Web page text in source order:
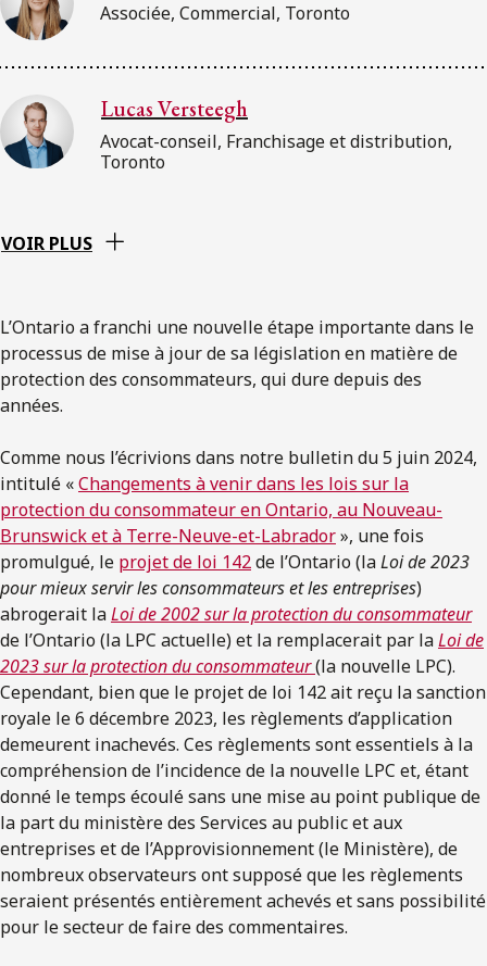
Associée, Commercial, Toronto
Lucas Versteegh
Avocat-conseil, Franchisage et distribution,
Toronto
VOIR PLUS
L’Ontario a franchi une nouvelle étape importante dans le
processus de mise à jour de sa législation en matière de
protection des consommateurs, qui dure depuis des
années.
Comme nous l’écrivions dans notre bulletin du 5 juin 2024,
intitulé «Changements à venir dans les lois sur la
protection du consommateur en Ontario, au Nouveau-
Brunswick et à Terre-Neuve-et-Labrador», une fois
promulgué, le projet de loi 142de l’Ontario (laLoi de 2023
pour mieux servir les consommateurs et les entreprises)
abrogerait laLoi de 2002 sur la protection du consommateur
de l’Ontario (la LPC actuelle) et la remplacerait par laLoi de
2023 sur la protection du consommateur(la nouvelle LPC).
Cependant, bien que le projet de loi 142 ait reçu la sanction
royale le 6 décembre 2023, les règlements d’application
demeurent inachevés. Ces règlements sont essentiels à la
compréhension de l’incidence de la nouvelle LPC et, étant
donné le temps écoulé sans une mise au point publique de
la part du ministère des Services au public et aux
entreprises et de l’Approvisionnement (le Ministère), de
nombreux observateurs ont supposé que les règlements
seraient présentés entièrement achevés et sans possibilité
pour le secteur de faire des commentaires.